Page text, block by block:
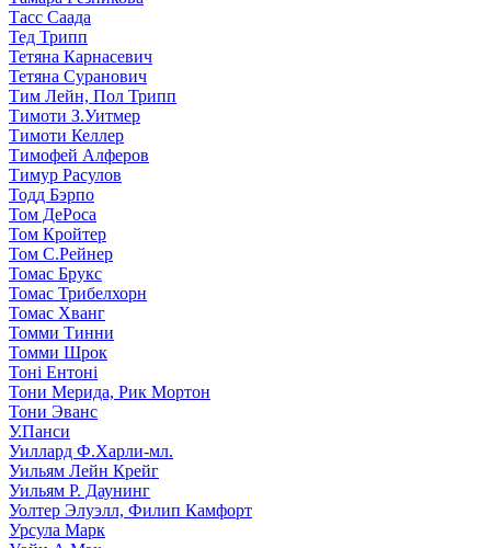
Тасс Саада
Тед Трипп
Тетяна Карнасевич
Тетяна Суранович
Тим Лейн, Пол Трипп
Тимоти З.Уитмер
Тимоти Келлер
Тимофей Алферов
Тимур Расулов
Тодд Бэрпо
Том ДеРоса
Том Кройтер
Том С.Рейнер
Томас Брукс
Томас Трибелхорн
Томас Хванг
Томми Тинни
Томми Шрок
Тоні Ентоні
Тони Мерида, Рик Мортон
Тони Эванс
У.Панси
Уиллард Ф.Харли-мл.
Уильям Лейн Крейг
Уильям Р. Даунинг
Уолтер Элуэлл, Филип Камфорт
Урсула Марк